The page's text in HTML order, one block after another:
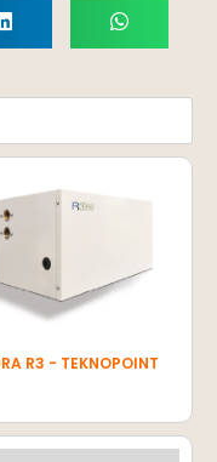
R3 - TEKNOPOINT